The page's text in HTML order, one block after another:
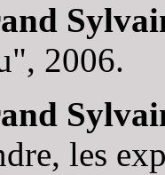
2006.
les